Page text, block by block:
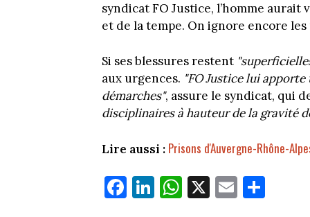
syndicat FO Justice, l’homme aurait
et de la tempe. On ignore encore les
Si ses blessures restent
aux urgences. "FO Justice lui
démarches", assure le syndicat, qui
disciplinaires à hauteur de la gravité
Lire aussi : Prisons d'Auvergne-Rhône-
Fa
ce
Li
nk
W
ha
X E
m